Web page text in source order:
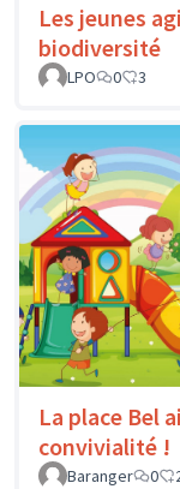
Les jeunes
biodiversité
LPO
0 3
La place Bel
convivialité !
Baranger
0